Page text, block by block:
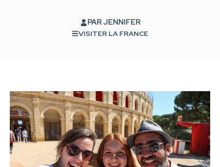
PARJENNIFER
VISITER LA FRANCE